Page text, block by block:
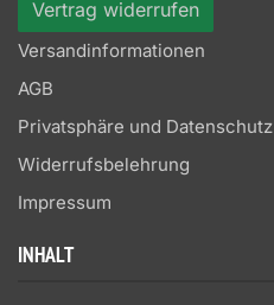
Vertrag widerrufen
Versandinformationen
AGB
Privatsphäre und Datenschutz
Widerrufsbelehrung
Impressum
INHALT